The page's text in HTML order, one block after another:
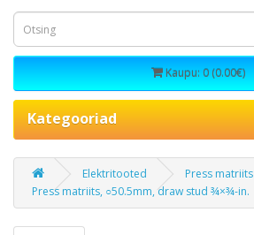
Kaupu: 0 (0.00€)
Kategooriad
Elektritooted
Press matriits
Press matriits, ○50.5mm, draw stud ¾×¾-in.